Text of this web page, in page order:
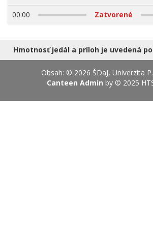
17.08.2026
00:00 Zatvorené
Hmotnosť jedál a príloh je uvedená
Obsah: © 2026 ŠDaJ, Univerzita
Canteen Admin by © 2025